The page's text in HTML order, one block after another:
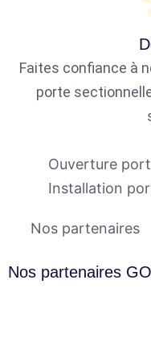
Faites confiance à
porte
Ouverture
Installation
Nos partenaires
Nos partenaires